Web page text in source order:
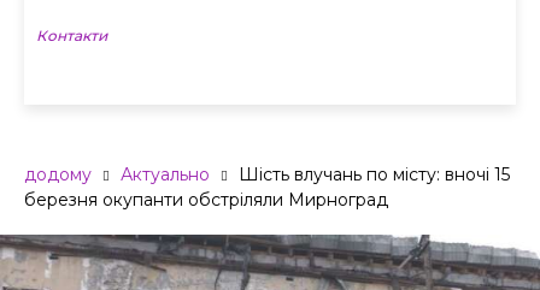
Контакти
додому Актуально
Шість влучань по місту: вночі 15
березня окупанти обстріляли Мирноград